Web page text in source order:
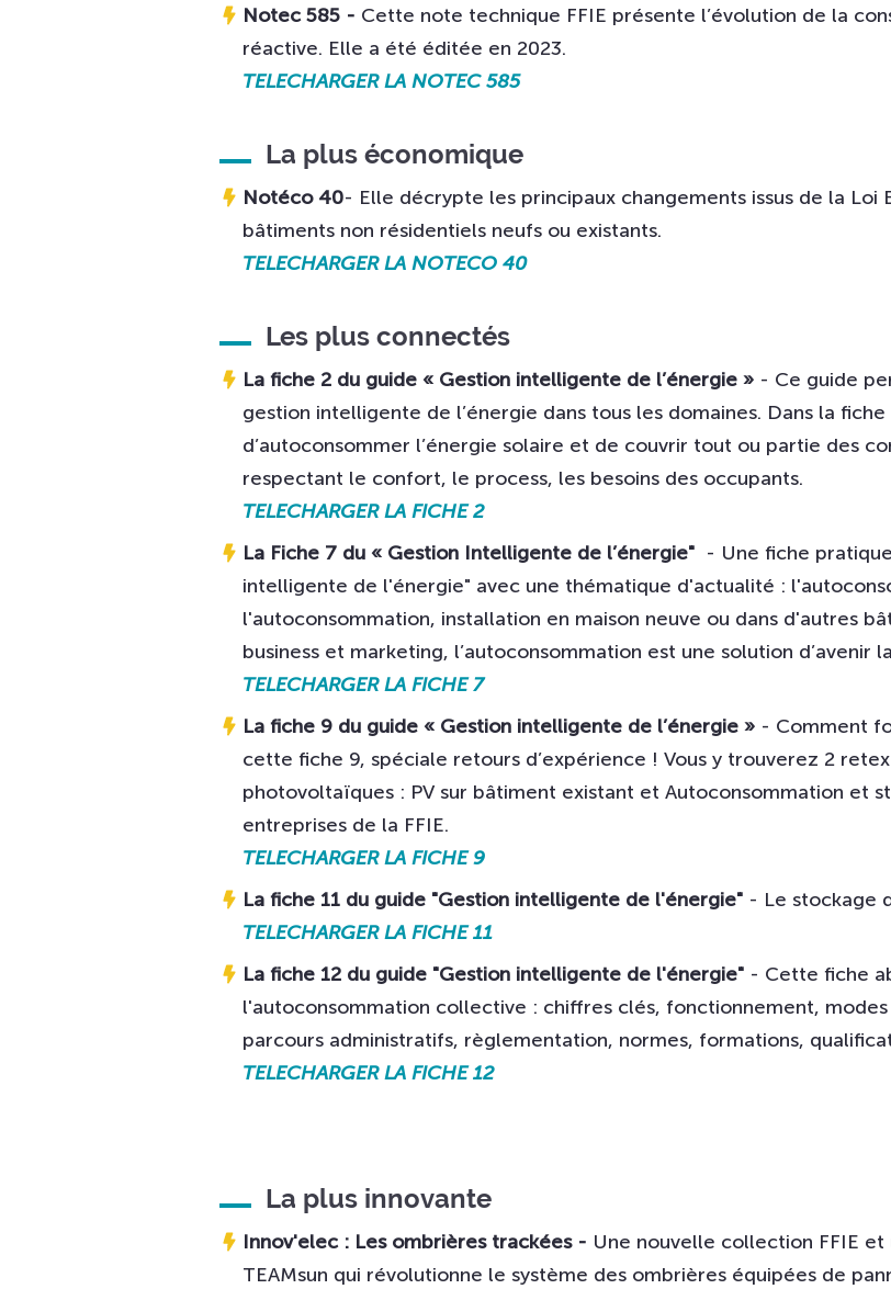
Notec 585 - Cette note technique FFIE présente l’évolution de la
réactive. Elle a été éditée en 2023.
TELECHARGER LA NOTEC 585
La plus économique
Notéco 40- Elle décrypte les principaux changements issus de la Loi
bâtiments non résidentiels neufs ou existants.
TELECHARGER LA NOTECO 40
Les plus connectés
La fiche 2 du guide « Gestion intelligente de l’énergie »- Ce guide
gestion intelligente de l’énergie dans tous les domaines. Dans la
d’autoconsommer l’énergie solaire et de couvrir tout ou partie des
respectant le confort, le process, les besoins des occupants.
TELECHARGER LA FICHE 2
La Fiche 7 du « Gestion Intelligente de l’énergie"- Une fiche
intelligente de l'énergie" avec une thématique d'actualité :
l'autoconsommation, installation en maison neuve ou dans d'autres
business et marketing, l’autoconsommation est une solution d’avenir
TELECHARGER LA FICHE 7
La fiche 9 du guide « Gestion intelligente de l’énergie »- Comment
cette fiche 9, spéciale retours d’expérience ! Vous y trouverez 2
photovoltaïques : PV sur bâtiment existant et Autoconsommation et
entreprises de la FFIE.
TELECHARGER LA FICHE 9
La fiche 11 du guide "Gestion intelligente de l'énergie" - Le stockage
TELECHARGER LA FICHE 11
La fiche 12 du guide "Gestion intelligente de l'énergie" - Cette fiche
l'autoconsommation collective : chiffres clés, fonctionnement,
parcours administratifs, règlementation, normes, formations,
TELECHARGER LA FICHE 12
La plus innovante
Innov'elec : Les ombrières trackées - Une nouvelle collection FFIE
TEAMsun qui révolutionne le système des ombrières équipées de